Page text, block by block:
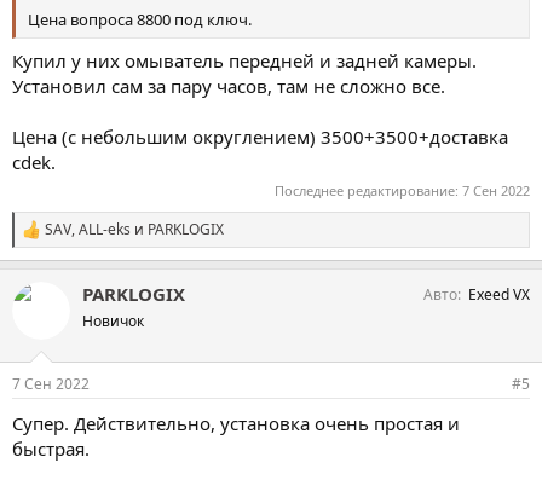
Цена вопроса 8800 под ключ.
Купил у них омыватель передней и задней камеры.
Установил сам за пару часов, там не сложно все.
Цена (с небольшим округлением) 3500+3500+доставка
cdek.
Последнее редактирование: 7 Сен 2022
С
и
п
SAV,ALL-eks и PARKLOGIX
PARKLOGIX
Новичок
Авто Exeed VX
7 Сен 2022 #5
Супер. Действительно, установка очень простая и
быстрая.